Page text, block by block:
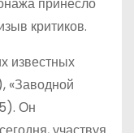
критиков.
известных
«Заводной
Он